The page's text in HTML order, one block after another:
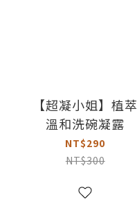
【超凝小姐】植萃
溫和洗碗凝露
NT$290
NT$300